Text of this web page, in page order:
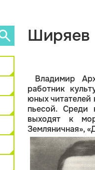
Ширяев
Владимир
работник
юных читателей
пьесой. Среди
выходят к
Земляничная»,